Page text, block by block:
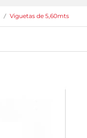
/ Viguetas de 5,60mts